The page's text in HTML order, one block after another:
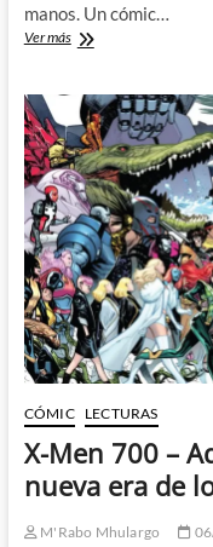
manos. Un cómic…
Ver másThe
Otra
vez
Miracleman
CÓMIC LECTURAS
X-Men 700 –
nueva era de
M'Rabo Mhulargo